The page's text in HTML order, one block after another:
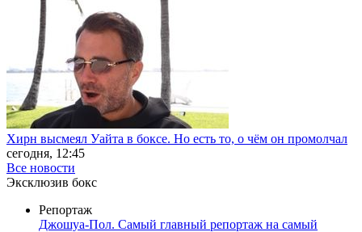
Хирн высмеял Уайта в боксе. Но есть то, о чём он промолчал
сегодня, 12:45
Все новости
Эксклюзив бокс
Репортаж
Джошуа-Пол. Самый главный репортаж на самый